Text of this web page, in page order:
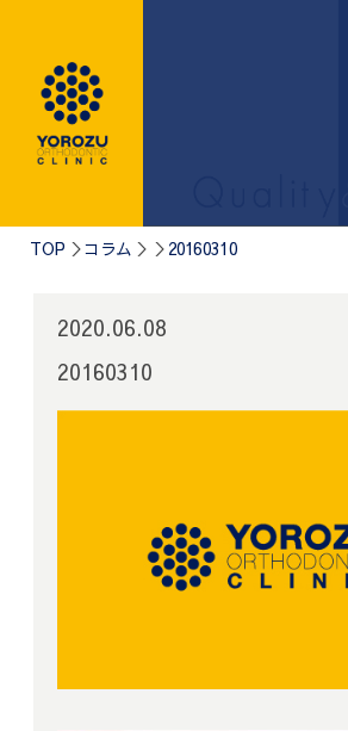
TOP コラム 20160310
2020.06.08
20160310